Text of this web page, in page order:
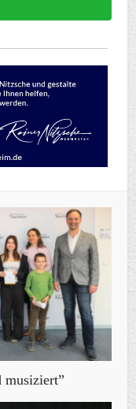
musiziert”